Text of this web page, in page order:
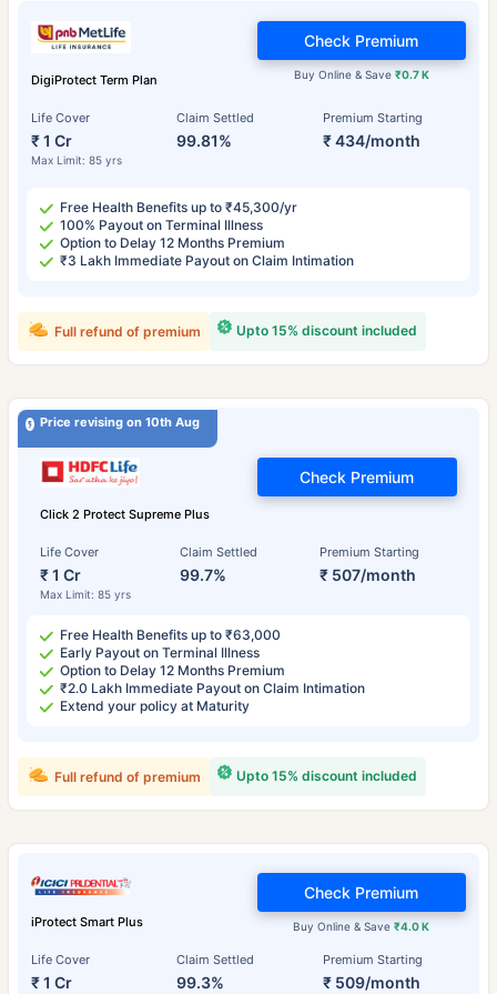
DigiProtect Term Plan
Life Cover
₹ 1 Cr
Max Limit: 85 yrs
Claim Settled
99.81%
Premium Starting
₹ 434/month
Buy Online & Save ₹0.7 K
Check Premium
Free Health Benefits up to ₹45,300/yr
100% Payout on Terminal Illness
Option to Delay 12 Months Premium
₹3 Lakh Immediate Payout on Claim Intimation
Upto 15% discount included
Full refund of premium
Price revising on 10th Aug
Click 2 Protect Supreme Plus
Life Cover
₹ 1 Cr
Max Limit: 85 yrs
Claim Settled
99.7%
Premium Starting
₹ 507/month
Check Premium
Free Health Benefits up to ₹63,000
Early Payout on Terminal Illness
Option to Delay 12 Months Premium
₹2.0 Lakh Immediate Payout on Claim Intimation
Extend your policy at Maturity
Upto 15% discount included
Full refund of premium
iProtect Smart Plus
Life Cover
₹ 1 Cr
Claim Settled
99.3%
Premium Starting
₹ 509/month
Buy Online & Save₹4.0 K
Check Premium